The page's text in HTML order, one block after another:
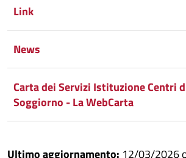
Link
News
Carta dei Servizi Istituzione Centri
Soggiorno - La WebCarta
Ultimo aggiornamento: 12/03/2026